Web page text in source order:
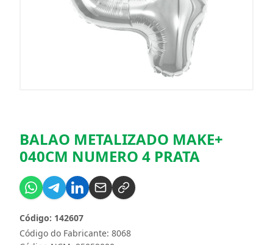
BALAO METALIZADO MAKE+
040CM NUMERO 4 PRATA
Código do Fabricante: 8068
Código: 142607